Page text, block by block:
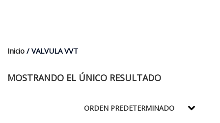
Inicio / VALVULA VVT
MOSTRANDO EL ÚNICO RESULTADO